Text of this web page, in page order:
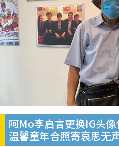
阿Mo李启言更换IG头像
温馨童年合照寄哀思无